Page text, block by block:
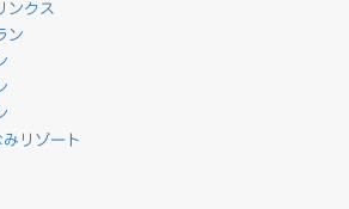
ンクス
ン
リゾート